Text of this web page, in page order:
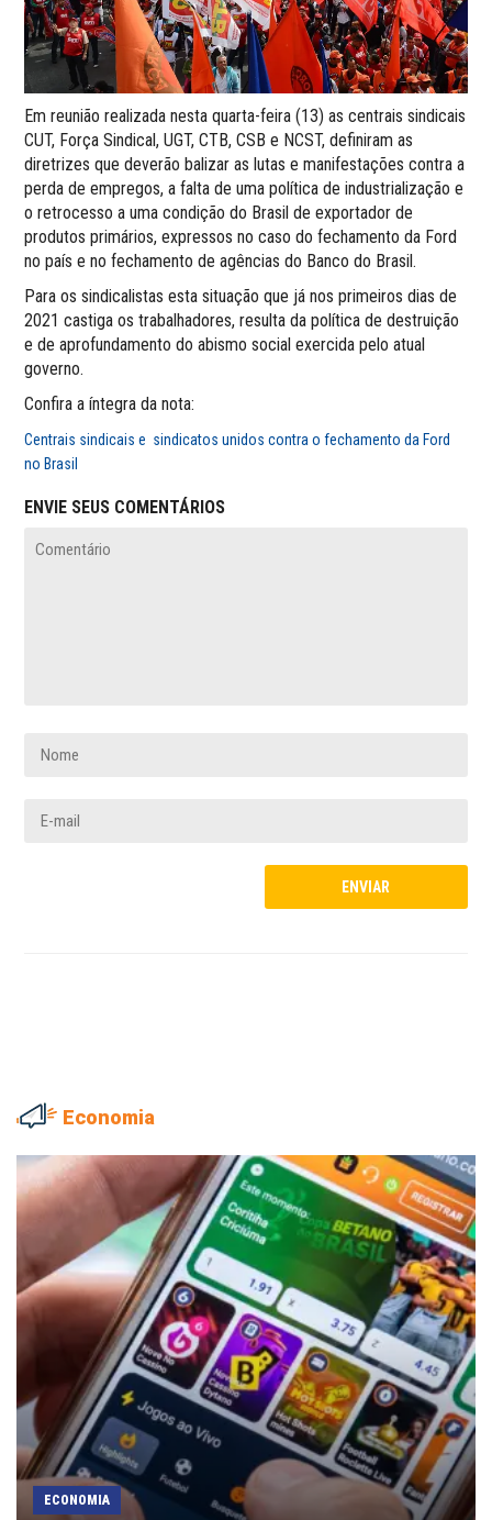
Em reunião realizada nesta quarta-feira (13) as centrais sindicais
CUT, Força Sindical, UGT, CTB, CSB e NCST, definiram as
diretrizes que deverão balizar as lutas e manifestações contra a
perda de empregos, a falta de uma política de industrialização e
o retrocesso a uma condição do Brasil de exportador de
produtos primários, expressos no caso do fechamento da Ford
no país e no fechamento de agências do Banco do Brasil.
Para os sindicalistas esta situação que já nos primeiros dias de
2021 castiga os trabalhadores, resulta da política de destruição
e de aprofundamento do abismo social exercida pelo atual
governo.
Confira a íntegra da nota:
Centrais sindicais e sindicatos unidos contra o fechamento da Ford
no Brasil
ENVIE SEUS COMENTÁRIOS
Economia
ECONOMIA